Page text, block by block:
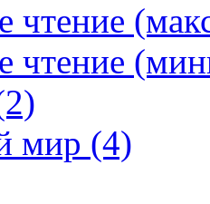
чтение
чтение
мир (4)